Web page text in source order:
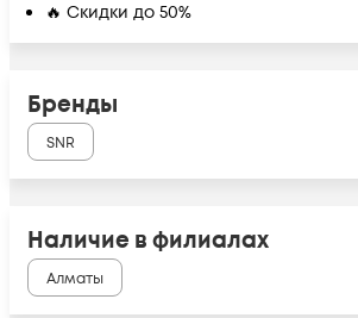
🔥 Скидки до 50%
Бренды
SNR
Наличие в филиалах
Алматы